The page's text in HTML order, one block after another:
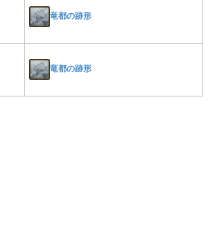
竜都の跡形
竜都の跡形